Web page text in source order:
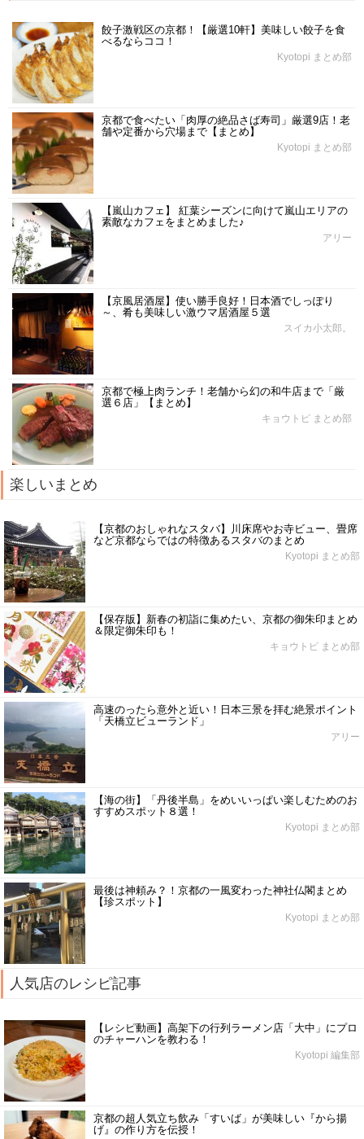
餃子激戦区の京都！【厳選10軒】美味しい餃子を食
べるならココ！
Kyotopi まとめ部
京都で食べたい「肉厚の絶品さば寿司」厳選9店！老
舗や定番から穴場まで【まとめ】
Kyotopi まとめ部
【嵐山カフェ】 紅葉シーズンに向けて嵐山エリアの
素敵なカフェをまとめました♪
アリー
【京風居酒屋】使い勝手良好！日本酒でしっぽり
～、肴も美味しい激ウマ居酒屋５選
スイカ小太郎。
京都で極上肉ランチ！老舗から幻の和牛店まで「厳
選６店」【まとめ】
キョウトピ まとめ部
楽しいまとめ
【京都のおしゃれなスタバ】川床席やお寺ビュー、畳席
など京都ならではの特徴あるスタバのまとめ
Kyotopi まとめ部
【保存版】新春の初詣に集めたい、京都の御朱印まとめ
＆限定御朱印も！
キョウトピ まとめ部
高速のったら意外と近い！日本三景を拝む絶景ポイント
「天橋立ビューランド」
アリー
【海の街】「丹後半島」をめいいっぱい楽しむためのお
すすめスポット８選！
Kyotopi まとめ部
最後は神頼み？！京都の一風変わった神社仏閣まとめ
【珍スポット】
Kyotopi まとめ部
人気店のレシピ記事
【レシピ動画】高架下の行列ラーメン店「大中」にプロ
のチャーハンを教わる！
Kyotopi 編集部
京都の超人気立ち飲み「すいば」が美味しい『から揚
げ』の作り方を伝授！